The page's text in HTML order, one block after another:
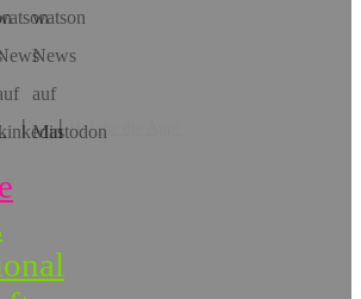
Hol dir die App!